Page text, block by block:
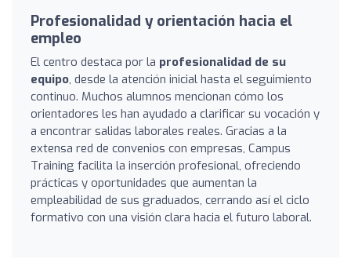
Profesionalidad y orientación hacia el
empleo
El centro destaca por la profesionalidad de su
equipo, desde la atención inicial hasta el seguimiento
continuo. Muchos alumnos mencionan cómo los
orientadores les han ayudado a clarificar su vocación y
a encontrar salidas laborales reales. Gracias a la
extensa red de convenios con empresas, Campus
Training facilita la inserción profesional, ofreciendo
prácticas y oportunidades que aumentan la
empleabilidad de sus graduados, cerrando así el ciclo
formativo con una visión clara hacia el futuro laboral.